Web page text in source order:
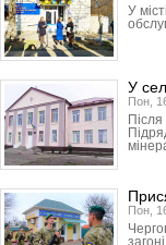
У
У
Пон,
Пон,
загоні.